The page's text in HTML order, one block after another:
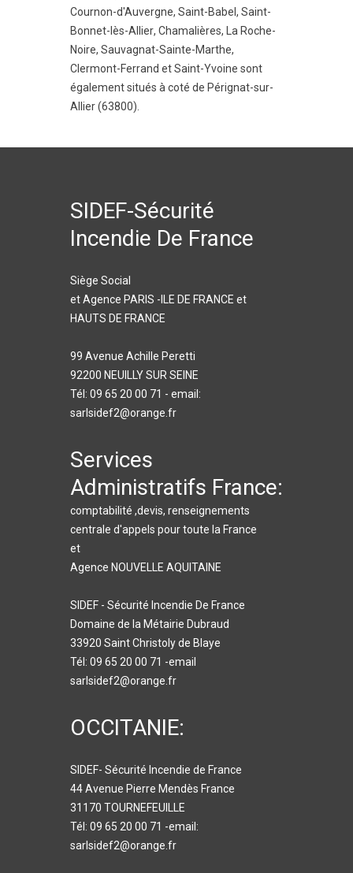
Cournon-d'Auvergne, Saint-Babel , Saint-
Bonnet-lès-Allier, Chamalières,
La Roche-
Noire, Sauvagnat-Sainte-Marthe,
Clermont-Ferrand etSaint-Yvoine sont
également situés à coté de Pérignat-sur-
Allier (63800).
SIDEF-Sécurité
Incendie De France
Siège Social
et Agence PARIS -ILE DE FRANCE et
HAUTS DE FRANCE
99 Avenue Achille Peretti
92200 NEUILLY SUR SEINE
Tél: 09 65 20 00 71 - email:
sarlsidef2@orange.fr
Services
Administratifs France:
comptabilité ,devis, renseignements
centrale d'appels pour toute la France
et
Agence NOUVELLE AQUITAINE
SIDEF - Sécurité Incendie De France
Domaine de la Métairie Dubraud
33920 Saint Christoly de Blaye
Tél: 09 65 20 00 71 -email
sarlsidef2@orange.fr
OCCITANIE:
SIDEF- Sécurité Incendie de France
44 Avenue Pierre Mendès France
31170 TOURNEFEUILLE
Tél: 09 65 20 00 71 -email:
sarlsidef2@orange.fr